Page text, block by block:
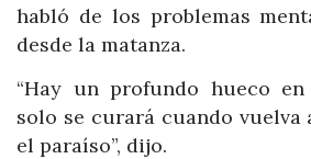
habló de los problemas
desde la matanza.
“Hay un profundo hueco
solo se curará cuando vuelva
el paraíso”, dijo.